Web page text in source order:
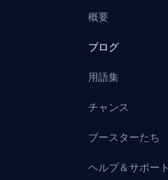
概要
ブログ
用語集
チャンス
ブースターたち
ヘルプ＆サポート